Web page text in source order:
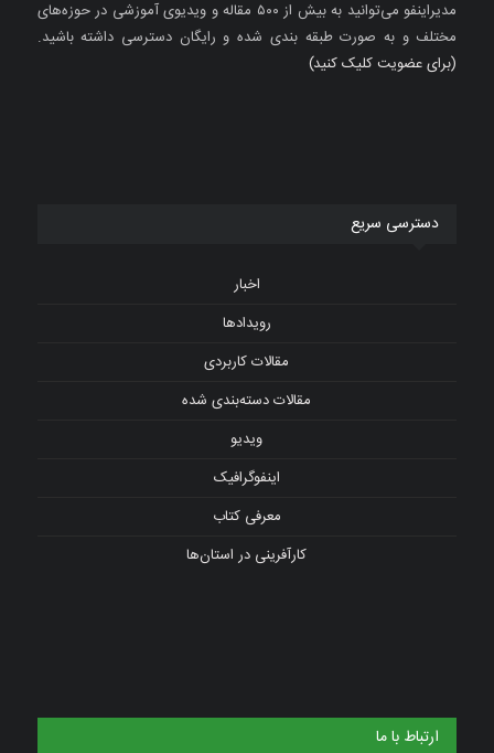
مدیراینفو می‌توانید به بیش از ۵۰۰ مقاله و ویدیوی آموزشی در حوزه‌های
مختلف و به صورت طبقه بندی شده و رایگان دسترسی داشته باشید.
(برای عضویت کلیک کنید)
دسترسی سریع
اخبار
رویدادها
مقالات کاربردی
مقالات دسته‌بندی شده
ویدیو
اینفوگرافیک
معرفی کتاب
کارآفرینی در استان‌ها
ارتباط با ما